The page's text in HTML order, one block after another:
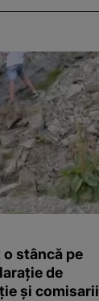
stâncă pe
de
și comisarii